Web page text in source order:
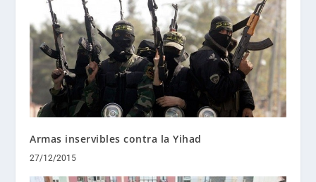
Armas inservibles contra la Yihad
27/12/2015